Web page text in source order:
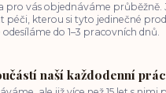
pro vás objednáváme průběžně.
péči, kterou si tyto jedinečné
do 1–3 pracovních dnů.
naší každodenní